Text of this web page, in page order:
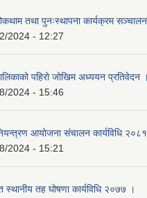
तथा पुनःस्थापना कार्यक्रम सञ्चालन
2024 - 12:27
पहिरो जोखिम अध्ययन प्रतिवेदन ।
2024 - 15:46
आयोजना संचालन कार्यविधि २०८१
2024 - 15:21
स्थानीय तह घोषणा कार्यविधि २०७७ ।